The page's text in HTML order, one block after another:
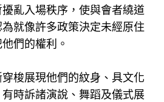
亂入場秩序，使與會者繞道
就像許多政策決定未經原住
們的權利。
梭展現他們的紋身、具文化
時訴諸演說、舞蹈及儀式展